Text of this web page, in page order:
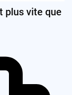
plus vite que